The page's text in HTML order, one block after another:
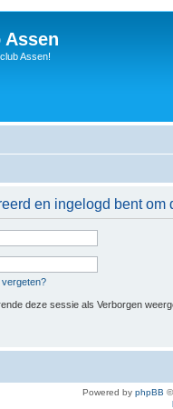
Assen
Assen!
en ingelogd bent
deze sessie als Verborgen
Powered by phpBB